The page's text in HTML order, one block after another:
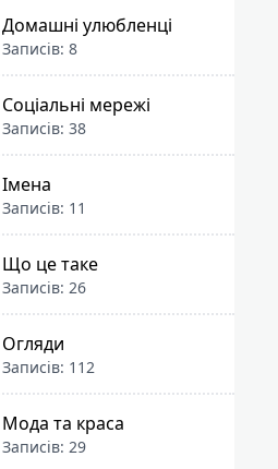
Домашні улюбленці
Записів: 8
Соціальні мережі
Записів: 38
Імена
Записів: 11
Що це таке
Записів: 26
Огляди
Записів: 112
Мода та краса
Записів: 29